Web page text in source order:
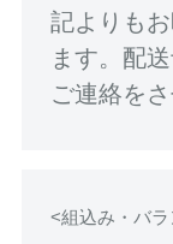
記よりも
ます。配
ご連絡を
<組込み・バ